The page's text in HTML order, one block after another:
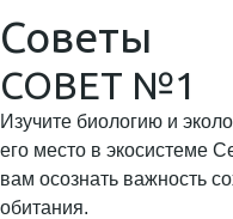
Советы
СОВЕТ №1
Изучите биологию и
его место в экосистеме
вам осознать важность
обитания.